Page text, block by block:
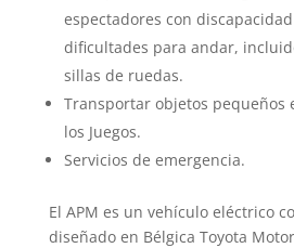
espectadores con
dificultades para andar,
sillas de ruedas.
Transportar objetos pequeños
los Juegos.
Servicios de emergencia.
El APM es un vehículo eléctrico
diseñado en Bélgica Toyota